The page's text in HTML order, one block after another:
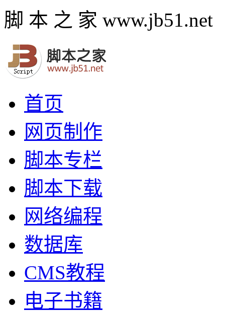
脚 本 之 家 www.jb51.net
首页
网页制作
脚本专栏
脚本下载
网络编程
数据库
CMS教程
电子书籍